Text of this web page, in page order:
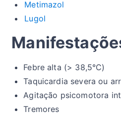
Metimazol
Lugol
Febre alta (> 38,5°C)
Taquicardia severa ou
Agitação psicomotora
Tremores